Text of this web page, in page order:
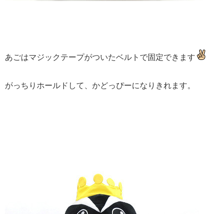
あごはマジックテープがついたベルトで固定できます
がっちりホールドして、かどっぴーになりきれます。